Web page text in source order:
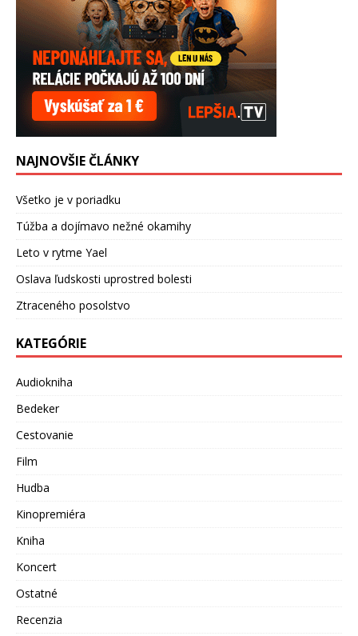
NAJNOVŠIE ČLÁNKY
Všetko je v poriadku
Túžba a dojímavo nežné okamihy
Leto v rytme Yael
Oslava ľudskosti uprostred bolesti
Ztraceného posolstvo
KATEGÓRIE
Audiokniha
Bedeker
Cestovanie
Film
Hudba
Kinopremiéra
Kniha
Koncert
Ostatné
Recenzia